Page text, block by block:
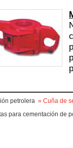
petrolera » Cuña de
para cementación de